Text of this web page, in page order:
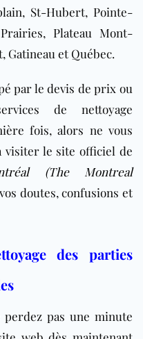
St-Hubert, Pointe-
Plateau Mont-
Gatineau et Québec.
par le devis de prix ou
de nettoyage
fois, alors ne vous
visiter le site officiel de
(The Montreal
doutes, confusions et
des parties
perdez pas une minute